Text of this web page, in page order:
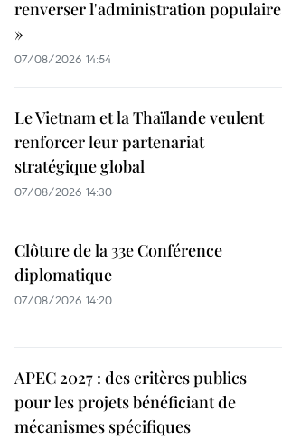
renverser l'administration populaire
»
07/08/2026 14:54
Le Vietnam et la Thaïlande veulent
renforcer leur partenariat
stratégique global
07/08/2026 14:30
Clôture de la 33e Conférence
diplomatique
07/08/2026 14:20
APEC 2027 : des critères publics
pour les projets bénéficiant de
mécanismes spécifiques